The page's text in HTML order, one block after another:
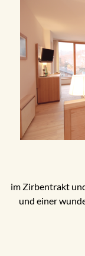
im Zirbentrakt
und einer